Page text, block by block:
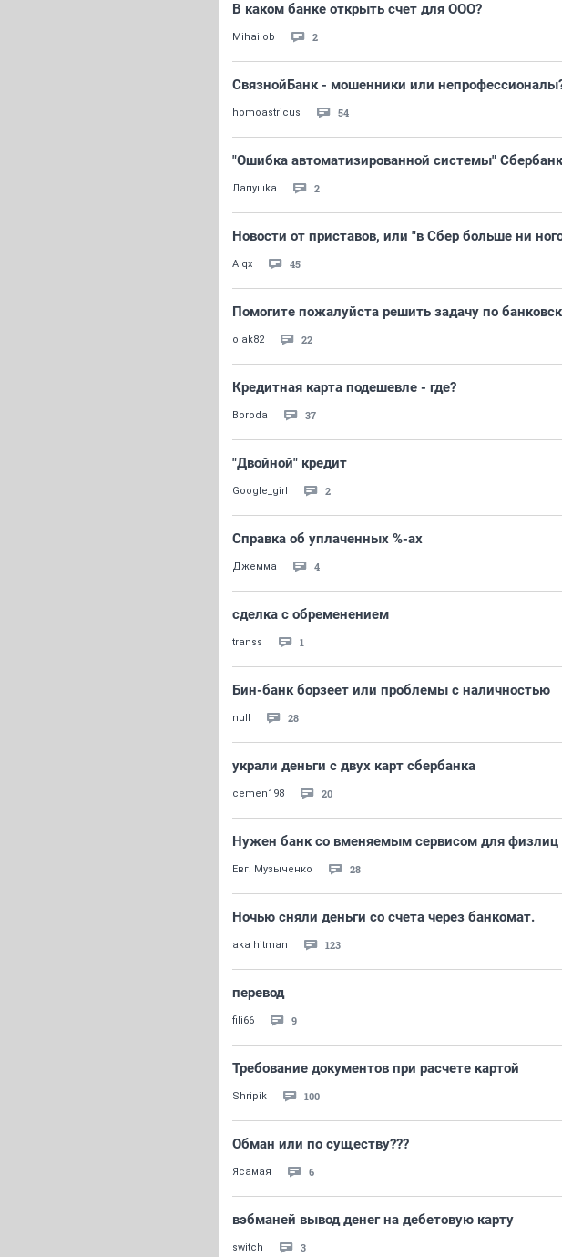
В каком банке открыть счет для ООО?
Mihailob 2
СвязнойБанк - мошенники или
homoastricus 54
"Ошибка автоматизированной системы"
Лапушkа 2
Новости от приставов, или "в Сбер больше ни
Alqx 45
Помогите пожалуйста решить задачу по
olak82 22
Кредитная карта подешевле - где?
Boroda 37
"Двойной" кредит
Google_girl 2
Справка об уплаченных %-ах
Джемма 4
сделка с обременением
transs 1
Бин-банк борзеет или проблемы с наличностью
null 28
украли деньги с двух карт сбербанка
cemen198 20
Нужен банк со вменяемым сервисом для физлиц
Евг. Музыченко 28
Ночью сняли деньги со счета через банкомат.
aka hitman 123
перевод
fili66 9
Требование документов при расчете картой
Shripik 100
Обман или по существу???
Ясамая 6
вэбманей вывод денег на дебетовую карту
switch 3